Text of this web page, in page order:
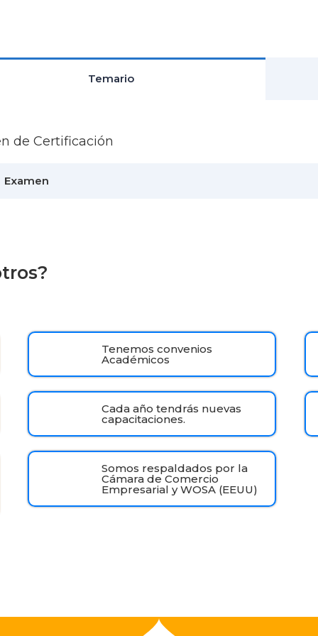
Temario
de Certificación
Examen
Tenemos convenios
Académicos
Cada año tendrás nuevas
capacitaciones.
Somos respaldados por la
Cámara de Comercio
Empresarial y WOSA (EEUU)